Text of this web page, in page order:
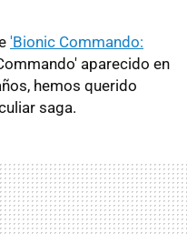
'Bionic Commando:
aparecido en
hemos querido
saga.